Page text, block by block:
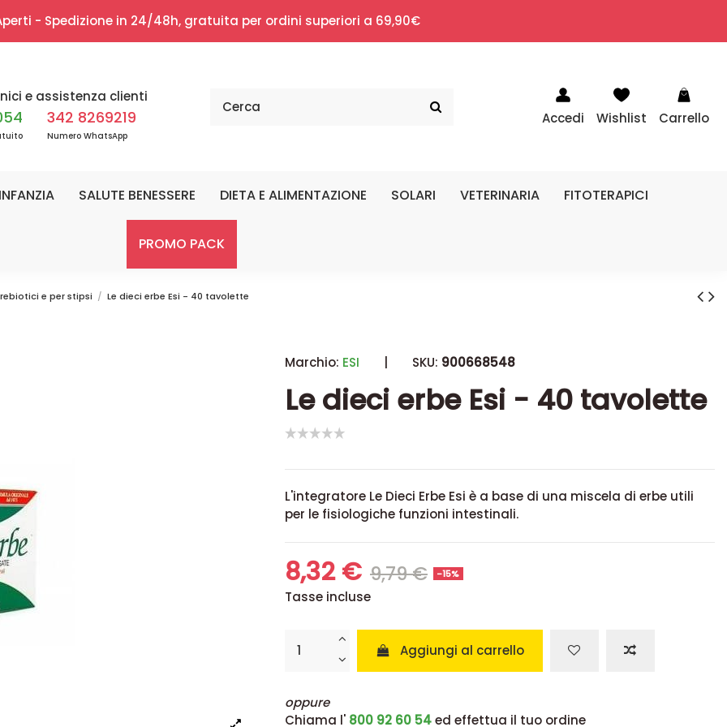
- Spedizione in 24/48h, gratuita per ordini superiori a 69,90€
e assistenza clienti
342 8269219
Numero WhatsApp
Accedi Wishlist Carrello
SALUTE BENESSERE DIETA E ALIMENTAZIONE SOLARI VETERINARIA FITOTERAPICI
PROMO PACK
e per stipsi Le dieci erbe Esi - 40 tavolette
Marchio: ESI | SKU: 900668548
Le dieci erbe Esi - 40 tavolette
L'integratore Le Dieci Erbe Esi è a base di una miscela di erbe utili
per le fisiologiche funzioni intestinali.
8,32 € 9,79 € -15%
Tasse incluse
Aggiungi al carrello
oppure
Chiama l' 800 92 60 54ed effettua il tuo ordine